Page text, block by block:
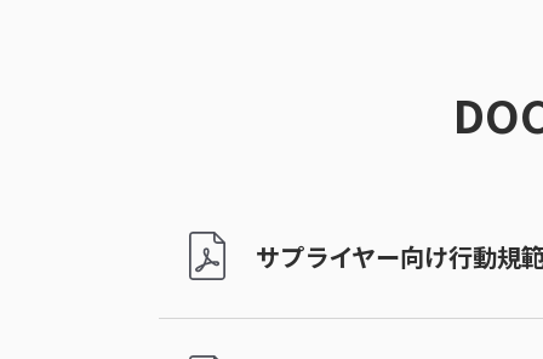
サプライヤー向け行動規